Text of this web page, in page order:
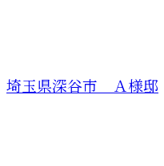
埼玉県深谷市 Ａ様邸